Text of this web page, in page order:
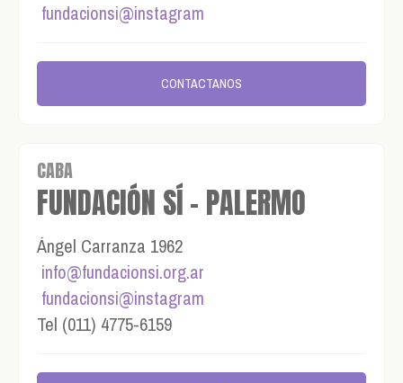
fundacionsi@instagram
CONTACTANOS
CABA
FUNDACIÓN SÍ - PALERMO
Ángel Carranza 1962
info@fundacionsi.org.ar
fundacionsi@instagram
Tel (011) 4775-6159